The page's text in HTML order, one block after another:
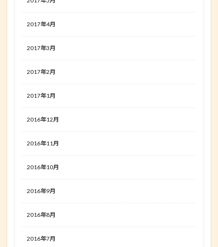
2017年4月
2017年3月
2017年2月
2017年1月
2016年12月
2016年11月
2016年10月
2016年9月
2016年8月
2016年7月